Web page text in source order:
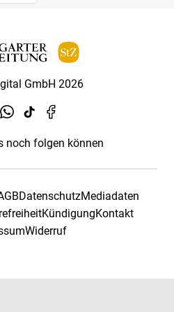
GmbH 2026
noch folgen können
DatenschutzMediadaten
KündigungKontakt
Widerruf